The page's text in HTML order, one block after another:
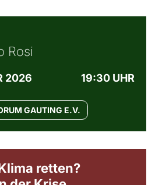
Rosi
2026
19:30 UHR
GAUTING E.V.
retten?